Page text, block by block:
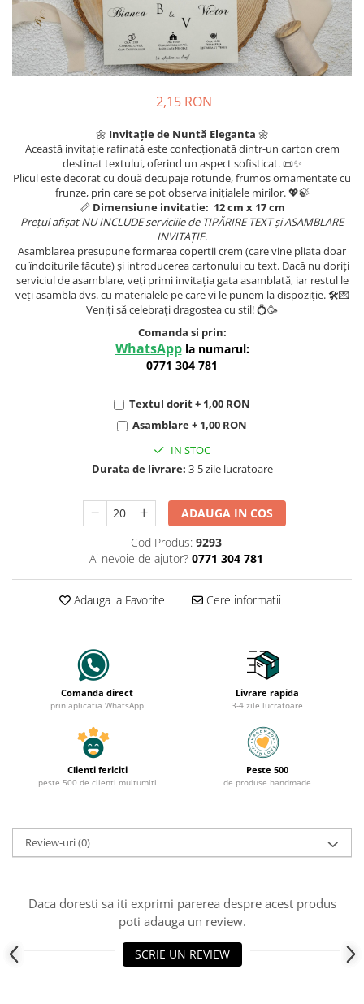
Meniuri & nr de BOTEZ
Plicuri si cartoane pentru INVITATII
TAVA pentru MOT
Baloane & decoratiuni BOTEZ
Trusouri & Lumanari Botez
Pahare Miri & Nasi
Cocarde nunta
Inmormatare/pomana
2,15 RON
🌼 Invitație de Nuntă Eleganta 🌼
Această invitație rafinată este confecționată dintr-un carton crem
destinat textului, oferind un aspect sofisticat. 📜✨
Plicul este decorat cu două decupaje rotunde, frumos ornamentate cu
frunze, prin care se pot observa inițialele mirilor. 💖🍃
📏 Dimensiune invitatie: 12 cm x 17 cm
Prețul afișat NU INCLUDE serviciile de TIPĂRIRE TEXT și ASAMBLARE
INVITAȚIE.
Asamblarea presupune formarea copertii crem (care vine pliata doar
cu îndoiturile făcute) și introducerea cartonului cu text. Dacă nu doriți
serviciul de asamblare, veți primi invitația gata asamblată, iar restul le
veți asambla dvs. cu materialele pe care vi le punem la dispoziție. 🛠️💌
Veniți să celebrați dragostea cu stil! 💍🥳
Comanda si prin:
WhatsApp la numarul:
0771 304 781
Textul dorit + 1,00 RON
Asamblare + 1,00 RON
IN STOC
Durata de livrare: 3-5 zile lucratoare
ADAUGA IN COS
Cod Produs: 9293
Ai nevoie de ajutor? 0771 304 781
Adauga la Favorite Cere informatii
Comanda direct
prin aplicatia WhatsApp
Livrare rapida
3-4 zile lucratoare
Clienti fericiti
peste 500 de clienti multumiti
Peste 500
de produse handmade
Review-uri(0)
Daca doresti sa iti exprimi parerea despre acest produs
poti adauga un review.
SCRIE UN REVIEW